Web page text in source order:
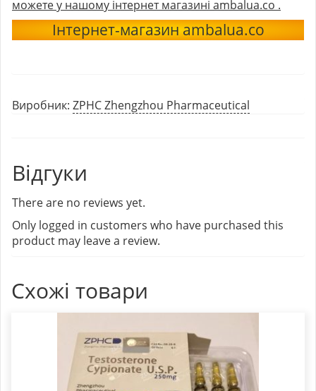
можете у нашому інтернет магазині ambalua.co .
Інтернет-магазин ambalua.co
Виробник: ZPHC Zhengzhou Pharmaceutical
Відгуки
There are no reviews yet.
Only logged in customers who have purchased this
product may leave a review.
Схожі товари